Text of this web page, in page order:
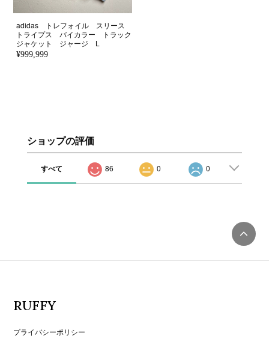
adidas トレフォイル スリース
トライプス バイカラー トラック
ジャケット ジャージ L
¥999,999
ショップの評価
すべて 86 0 0
RUFFY
プライバシーポリシー